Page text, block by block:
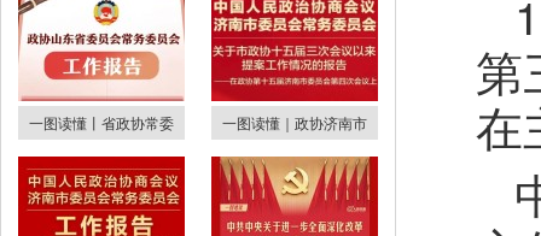
一图读懂丨省政协常委 一图读懂｜政协济南市
第
在